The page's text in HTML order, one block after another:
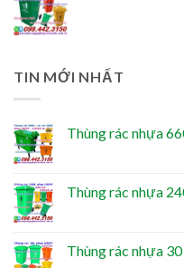
TIN MỚI NHẤT
Thùng rác nhựa
Thùng rác nhựa
Thùng rác nhựa